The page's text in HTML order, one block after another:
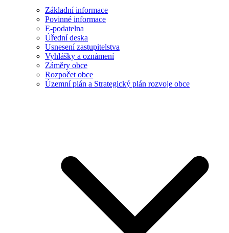
Základní informace
Povinné informace
E-podatelna
Úřední deska
Usnesení zastupitelstva
Vyhlášky a oznámení
Záměry obce
Rozpočet obce
Územní plán a Strategický plán rozvoje obce